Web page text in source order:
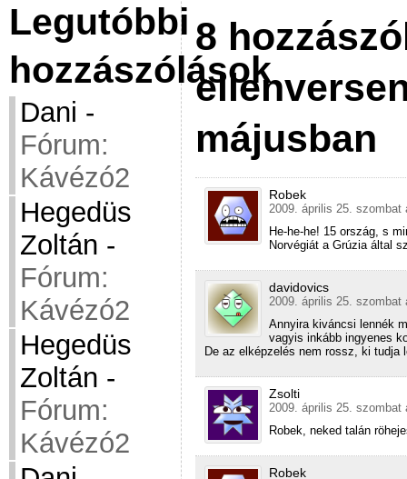
Legutóbbi
hozzászólások
Dani -
Fórum:
Kávézó2
Hegedüs
Zoltán -
Fórum:
Kávézó2
Hegedüs
Zoltán -
Fórum:
Kávézó2
8
májusban
Robek
2009. április 25. szombat
He-he-he! 15 ország, s
Norvégiát a Grúzia által
davidovics
2009. április 25. szombat
Annyira kiváncsi lennék
vagyis inkább ingyenes
De az elképzelés nem rossz, ki tudja
Zsolti
2009. április 25. szombat
Robek, neked talán
Robek